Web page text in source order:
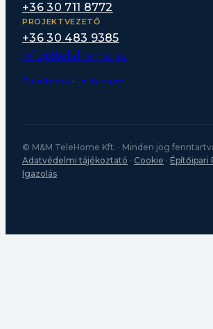
+36 30 711 8772
PROJEKTVEZETŐ
+36 30 483 9385
info@telehome.hu
Facebook · Instagram
© M&M TeleHome Kft. · Minden jog
Adatvédelmi tájékoztató · Cookie · Építőipari
Igazolás